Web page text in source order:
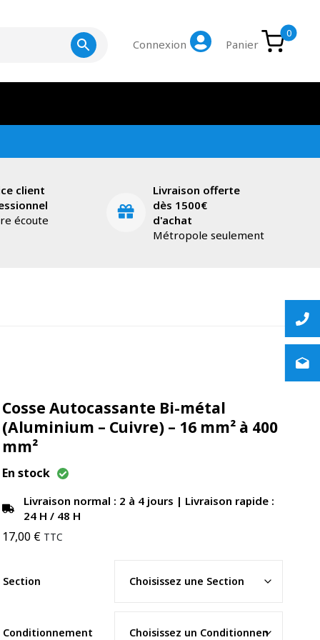
Connexion Panier
0
client
écoute
Livraison offerte
dès 1500€
d'achat
Métropole seulement
Cosse Autocassante Bi-métal
(Aluminium – Cuivre) – 16 mm² à 400
mm²
En stock
Livraison normal : 2 à 4 jours | Livraison rapide :
24 H / 48 H
17,00 € TTC
Section
Conditionnement